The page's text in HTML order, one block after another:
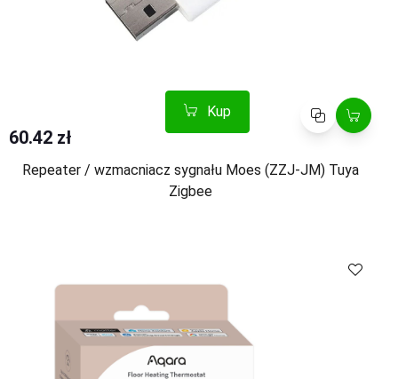
Kup Porównaj
60.42 zł
Repeater / wzmacniacz sygnału Moes (ZZJ-JM) Tuya
Zigbee